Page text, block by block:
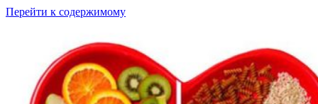
Перейти к содержимому